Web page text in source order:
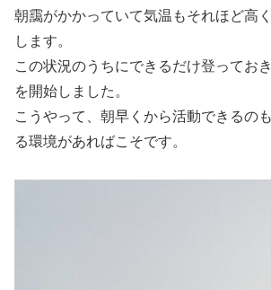
朝靄がかかっていて気温もそれほど高
します。
この状況のうちにできるだけ登ってお
を開始しました。
こうやって、朝早くから活動できるの
る環境があればこそです。